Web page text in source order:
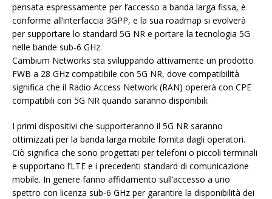
pensata espressamente per l’accesso a banda larga fissa, è
conforme all’interfaccia 3GPP, e la sua roadmap si evolverà
per supportare lo standard 5G NR e portare la tecnologia 5G
nelle bande sub-6 GHz.
Cambium Networks sta sviluppando attivamente un prodotto
FWB a 28 GHz compatibile con 5G NR, dove compatibilità
significa che il Radio Access Network (RAN) opererà con CPE
compatibili con 5G NR quando saranno disponibili.
I primi dispositivi che supporteranno il 5G NR saranno
ottimizzati per la banda larga mobile fornita dagli operatori.
Ciò significa che sono progettati per telefoni o piccoli terminali
e supportano l’LTE e i precedenti standard di comunicazione
mobile. In genere fanno affidamento sull’accesso a uno
spettro con licenza sub-6 GHz per garantire la disponibilità dei